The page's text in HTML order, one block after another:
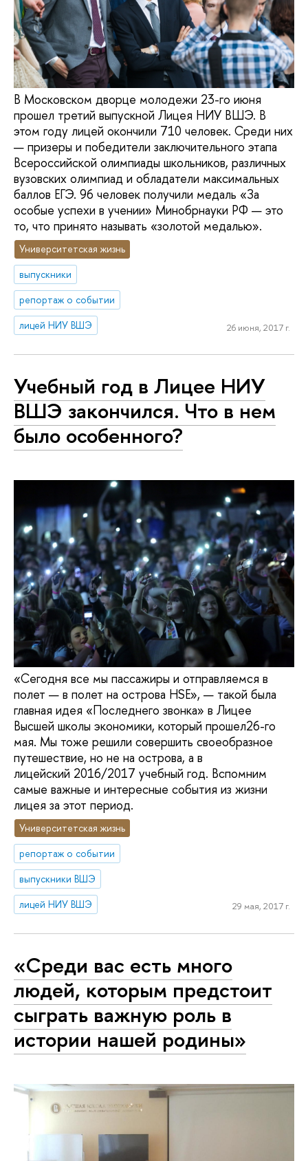
В Московском дворце молодежи 23-го июня
прошел третий выпускной Лицея НИУ ВШЭ. В
этом году лицей окончили 710 человек. Среди них
— призеры и победители заключительного этапа
Всероссийской олимпиады школьников, различных
вузовских олимпиад и обладатели максимальных
баллов ЕГЭ. 96 человек получили медаль «За
особые успехи в учении» Минобрнауки РФ — это
то, что принято называть «золотой медалью».
Университетская жизнь
выпускники
репортаж о событии
лицей НИУ ВШЭ
26 июня, 2017 г.
Учебный год в Лицее НИУ
ВШЭ закончился. Что в нем
было особенного?
«Сегодня все мы пассажиры и отправляемся в
полет — в полет на острова HSE», — такой была
главная идея «Последнего звонка» в Лицее
Высшей школы экономики, который прошел26-го
мая. Мы тоже решили совершить своеобразное
путешествие, но не на острова, а в
лицейский 2016/2017 учебный год. Вспомним
самые важные и интересные события из жизни
лицея за этот период.
Университетская жизнь
репортаж о событии
выпускники ВШЭ
лицей НИУ ВШЭ
29 мая, 2017 г.
«Среди вас есть много
людей, которым предстоит
сыграть важную роль в
истории нашей родины»